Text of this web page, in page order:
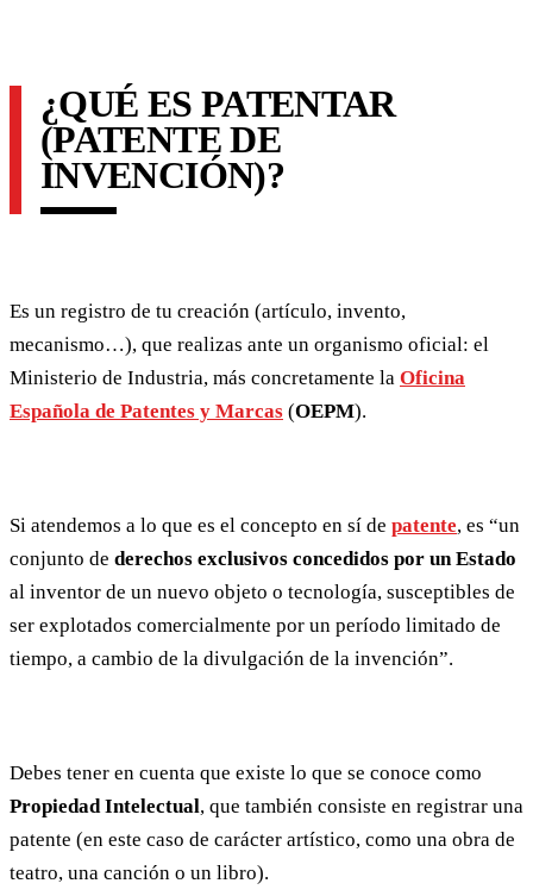
¿QUÉ ES PATENTAR
(PATENTE DE
INVENCIÓN)?
Es un registro de tu creación (artículo, invento,
mecanismo…), que realizas ante un organismo oficial: el
Ministerio de Industria, más concretamente la Oficina
Española de Patentes y Marcas (OEPM).
Si atendemos a lo que es el concepto en sí de patente, es “un
conjunto de derechos exclusivos concedidos por un Estado
al inventor de un nuevo objeto o tecnología, susceptibles de
ser explotados comercialmente por un período limitado de
tiempo, a cambio de la divulgación de la invención”.
Debes tener en cuenta que existe lo que se conoce como
Propiedad Intelectual, que también consiste en registrar una
patente (en este caso de carácter artístico, como una obra de
teatro, una canción o un libro).